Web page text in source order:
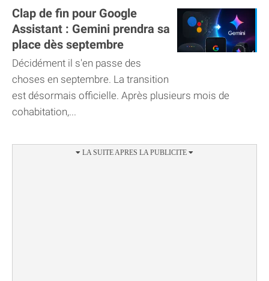
Clap de fin pour Google
Assistant : Gemini prendra sa
place dès septembre
Décidément il s'en passe des
choses en septembre. La transition
est désormais officielle. Après plusieurs mois de
cohabitation,...